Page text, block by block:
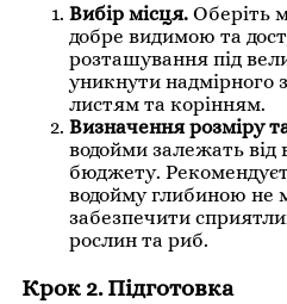
Вибір місця. Оберіть
добре видимою та
розташування під
уникнути надмірного
листям та корінням.
Визначення розміру
водойми залежать від
бюджету.
водойму глибиною не
забезпечити
рослин та риб.
Крок 2. Підготовка